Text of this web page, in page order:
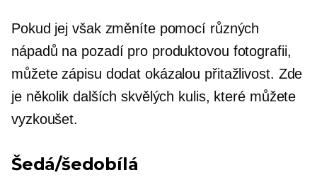
Pokud jej však změníte pomocí různých
nápadů na pozadí pro produktovou fotografii,
můžete zápisu dodat okázalou přitažlivost. Zde
je několik dalších skvělých kulis, které můžete
vyzkoušet.
Šedá/šedobílá